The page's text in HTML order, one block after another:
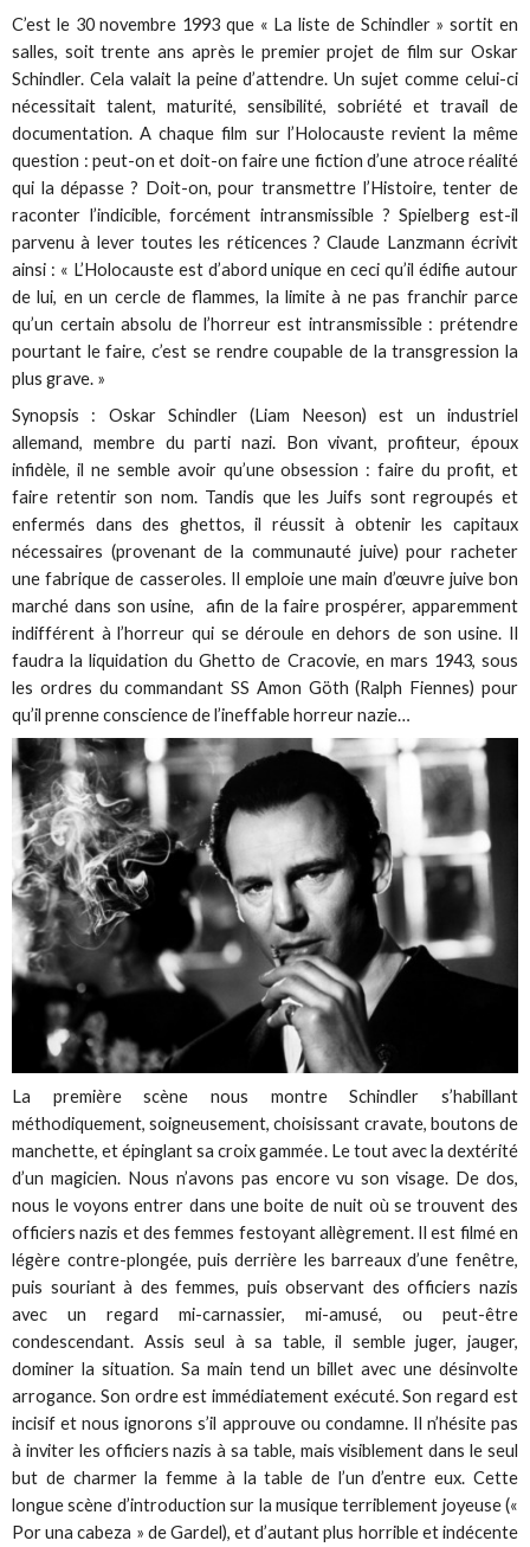
C’est le 30 novembre 1993 que « La liste de Schindler » sortit en
salles, soit trente ans après le premier projet de film sur Oskar
Schindler. Cela valait la peine d’attendre. Un sujet comme celui-ci
nécessitait talent, maturité, sensibilité, sobriété et travail de
documentation. A chaque film sur l’Holocauste revient la même
question : peut-on et doit-on faire une fiction d’une atroce réalité
qui la dépasse ? Doit-on, pour transmettre l’Histoire, tenter de
raconter l’indicible, forcément intransmissible ? Spielberg est-il
parvenu à lever toutes les réticences ? Claude Lanzmann écrivit
ainsi : « L’Holocauste est d’abord unique en ceci qu’il édifie autour
de lui, en un cercle de flammes, la limite à ne pas franchir parce
qu’un certain absolu de l’horreur est intransmissible : prétendre
pourtant le faire, c’est se rendre coupable de la transgression la
plus grave. »
Synopsis : Oskar Schindler (Liam Neeson) est un industriel
allemand, membre du parti nazi. Bon vivant, profiteur, époux
infidèle, il ne semble avoir qu’une obsession : faire du profit, et
faire retentir son nom. Tandis que les Juifs sont regroupés et
enfermés dans des ghettos, il réussit à obtenir les capitaux
nécessaires (provenant de la communauté juive) pour racheter
une fabrique de casseroles. Il emploie une main d’œuvre juive bon
marché dans son usine, afin de la faire prospérer, apparemment
indifférent à l’horreur qui se déroule en dehors de son usine. Il
faudra la liquidation du Ghetto de Cracovie, en mars 1943, sous
les ordres du commandant SS Amon Göth (Ralph Fiennes) pour
qu’il prenne conscience de l’ineffable horreur nazie…
La première scène nous montre Schindler s’habillant
méthodiquement, soigneusement, choisissant cravate, boutons de
manchette, et épinglant sa croix gammée. Le tout avec la dextérité
d’un magicien. Nous n’avons pas encore vu son visage. De dos,
nous le voyons entrer dans une boite de nuit où se trouvent des
officiers nazis et des femmes festoyant allègrement. Il est filmé en
légère contre-plongée, puis derrière les barreaux d’une fenêtre,
puis souriant à des femmes, puis observant des officiers nazis
avec un regard mi-carnassier, mi-amusé, ou peut-être
condescendant. Assis seul à sa table, il semble juger, jauger,
dominer la situation. Sa main tend un billet avec une désinvolte
arrogance. Son ordre est immédiatement exécuté. Son regard est
incisif et nous ignorons s’il approuve ou condamne. Il n’hésite pas
à inviter les officiers nazis à sa table, mais visiblement dans le seul
but de charmer la femme à la table de l’un d’entre eux. Cette
longue scène d’introduction sur la musique terriblement joyeuse («
Por una cabeza » de Gardel), et d’autant plus horrible et indécente